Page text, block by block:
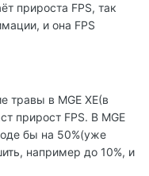
прироста FPS, так
и она FPS
травы в MGE XE(в
прирост FPS. В MGE
бы на 50%(уже
например до 10%, и